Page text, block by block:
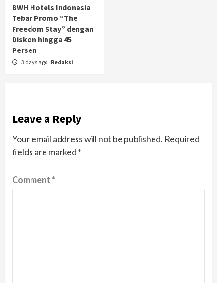
BWH Hotels Indonesia
Tebar Promo “The
Freedom Stay” dengan
Diskon hingga 45
Persen
3 days ago Redaksi
Leave a Reply
Your email address will not be published. Required
fields are marked *
Comment*